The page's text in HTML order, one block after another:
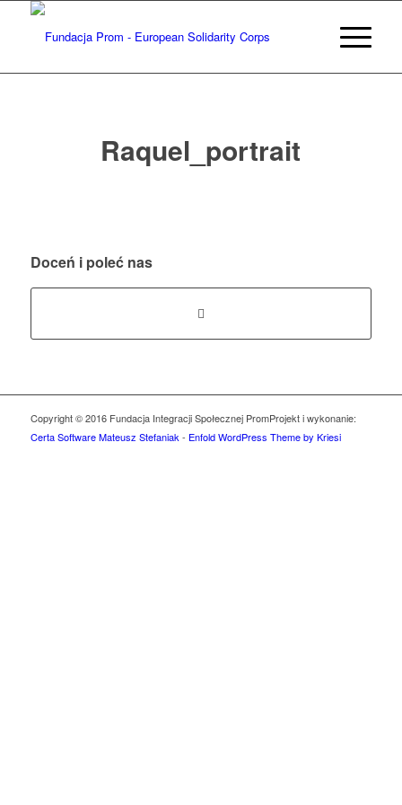
Raquel_portrait
Doceń i poleć nas
Copyright © 2016 Fundacja Integracji Społecznej PromProjekt i wykonanie:
Certa Software Mateusz Stefaniak- Enfold WordPress Theme by Kriesi